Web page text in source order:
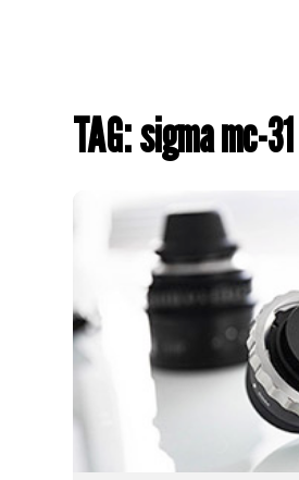
TAG: sigma mc-31